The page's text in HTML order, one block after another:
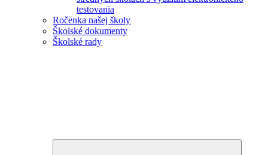
testovania
Ročenka našej školy
Školské dokumenty
Školské rady